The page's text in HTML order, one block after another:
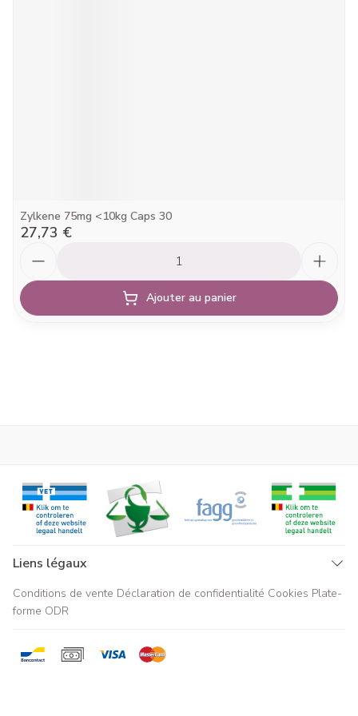
Zylkene 75mg <10kg Caps 30
27,73 €
Ajouter au panier
Liens légaux
Conditions de vente Déclaration de confidentialité Cookies Plate-
forme ODR